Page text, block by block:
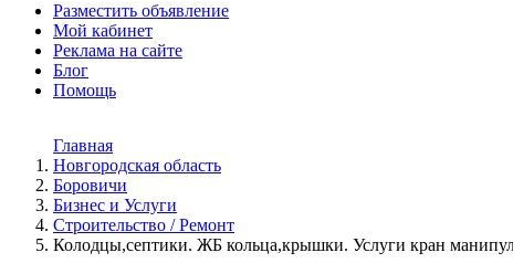
Разместить объявление
Мой кабинет
Реклама на сайте
Блог
Помощь
Главная
Новгородская область
Боровичи
Бизнес и Услуги
Строительство / Ремонт
Колодцы,септики. ЖБ кольца,крышки. Услуги кран